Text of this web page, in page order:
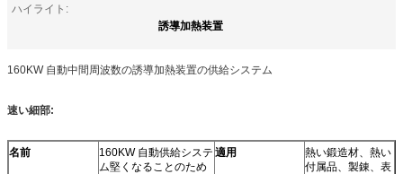
ハイライト:
誘導加熱装置
160KW 自動中間周波数の誘導加熱装置の供給システム
速い細部:
名前
160KW 自動供給システ
ム堅くなることのため
適用
熱い鍛造材、熱い
付属品、製錬、表